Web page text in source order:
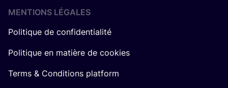
MENTIONS LÉGALES
Politique de confidentialité
Politique en matière de cookies
Terms & Conditions platform